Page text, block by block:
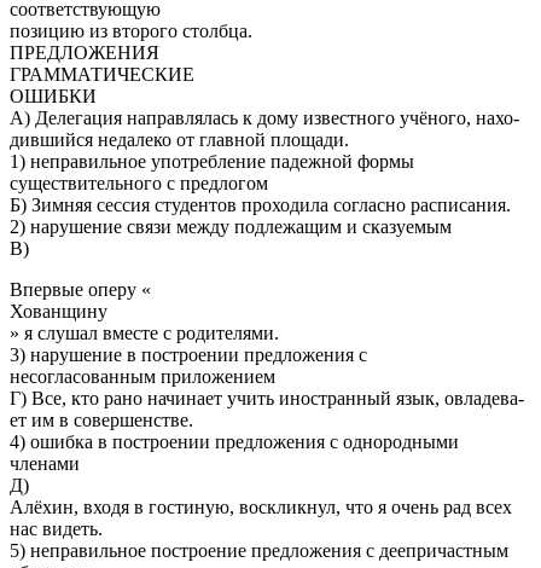
соответствующую
позицию из второго столбца.
ПРЕДЛОЖЕНИЯ
ГРАММАТИЧЕСКИЕ
ОШИБКИ
А) Де­ле­га­ция на­прав­ля­лась к дому из­вест­но­го учёного, на­хо­
див­ший­ся не­да­ле­ко от глав­ной пло­ща­ди.
1) неправильное употребление падежной формы
существительного с предлогом
Б) Зим­няя сес­сия сту­ден­тов про­хо­ди­ла со­глас­но рас­пи­са­ния.
2) нарушение связи между подлежащим и сказуемым
В)
Впер­вые оперу «
Хо­ван­щи­ну
» я слу­шал вме­сте с ро­ди­те­ля­ми.
3) нарушение в построении предложения с
несогласованным приложением
Г) Все, кто рано на­чи­на­ет учить ино­стран­ный язык, овла­де­ва­
ет им в со­вер­шен­стве.
4) ошибка в построении предложения с однородными
членами
Д)
Алёхин, входя в гостиную, воскликнул, что я очень рад всех
нас видеть.
5) неправильное построение предложения с деепричастным